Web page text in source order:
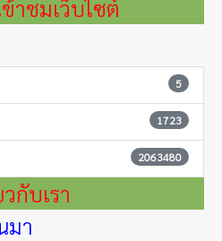
าชมเว็บไซต์
5
1723
2063480
วกับเรา
มา